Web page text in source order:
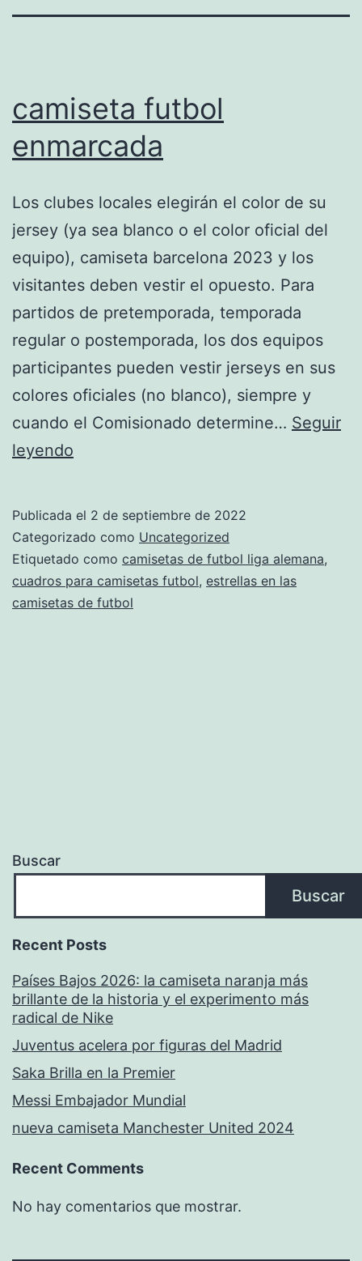
camiseta futbol
enmarcada
Los clubes locales elegirán el color de su
jersey (ya sea blanco o el color oficial del
equipo), camiseta barcelona 2023 y los
visitantes deben vestir el opuesto. Para
partidos de pretemporada, temporada
regular o postemporada, los dos equipos
participantes pueden vestir jerseys en sus
colores oficiales (no blanco), siempre y
cuando el Comisionado determine… Seguir
leyendo
Publicada el 2 de septiembre de 2022
Categorizado como Uncategorized
Etiquetado como camisetas de futbol liga alemana,
cuadros para camisetas futbol, estrellas en las
camisetas de futbol
Buscar
Buscar
Recent Posts
Países Bajos 2026: la camiseta naranja más
brillante de la historia y el experimento más
radical de Nike
Juventus acelera por figuras del Madrid
Saka Brilla en la Premier
Messi Embajador Mundial
nueva camiseta Manchester United 2024
Recent Comments
No hay comentarios que mostrar.